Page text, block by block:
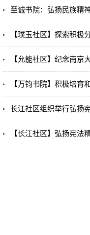
至诚书院：弘扬民族精
【璞玉社区】探索积极
【允能社区】纪念南京
【万钧书院】积极培育
长江社区组织举行弘扬
【长江社区】弘扬宪法